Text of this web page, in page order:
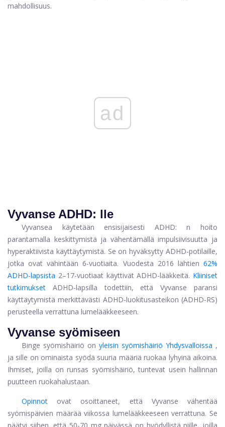
mahdollisuus.
ad
Vyvanse ADHD: lle
Vyvansea käytetään ensisijaisesti
ADHD: n hoito
parantamalla keskittymistä ja vähentämällä impulsiivisuutta ja
hyperaktiivista käyttäytymistä. Se on hyväksytty ADHD-potilaille,
jotka ovat vähintään 6-vuotiaita. Vuodesta 2016 lähtien 62%
ADHD-lapsista 2–17-vuotiaat käyttivät ADHD-lääkkeitä. Kliiniset
tutkimukset
ADHD-lapsilla todettiin, että Vyvanse paransi
käyttäytymistä merkittävästi ADHD-luokitusasteikon (ADHD-RS)
perusteella verrattuna lumelääkkeeseen.
Vyvanse syömiseen
Binge syömishäiriö on yleisin syömishäiriö Yhdysvalloissa ,
ja sille on ominaista syödä suuria määriä ruokaa lyhyinä aikoina.
Ihmiset, joilla on runsas syömishäiriö, tuntevat usein hallinnan
puutteen ruokahalustaan.
Opinnot
ovat osoittaneet, että Vyvanse vähentää
syömispäivien määrää viikossa lumelääkkeeseen verrattuna. Se